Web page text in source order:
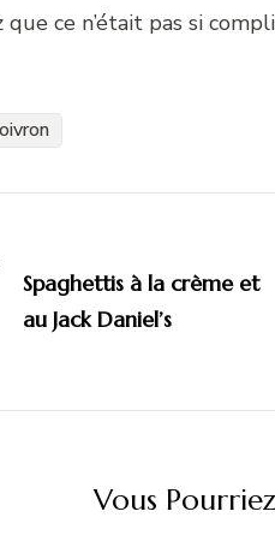
que ce n’était pas si
Spaghettis à la crème et
au Jack Daniel’s
Vous